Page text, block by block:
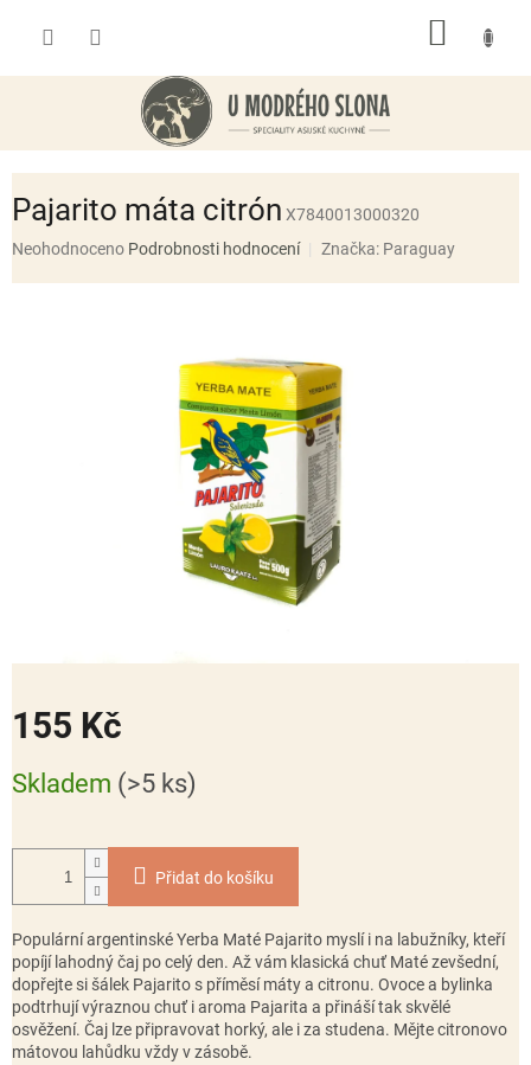
Pajarito máta citrón X7840013000320
Průměrné
Neohodnoceno Podrobnosti hodnocení Značka: Paraguay
155 Kč
cena:
Skladem (>5 ks)
Přidat do košíku
Populární argentinské Yerba Maté Pajarito myslí i na labužníky, kteří
popíjí lahodný čaj po celý den. Až vám klasická chuť Maté zevšední,
dopřejte si šálek Pajarito s příměsí máty a citronu. Ovoce a bylinka
podtrhují výraznou chuť i aroma Pajarita a přináší tak skvělé
osvěžení. Čaj lze připravovat horký, ale i za studena. Mějte citronovo
mátovou lahůdku vždy v zásobě.